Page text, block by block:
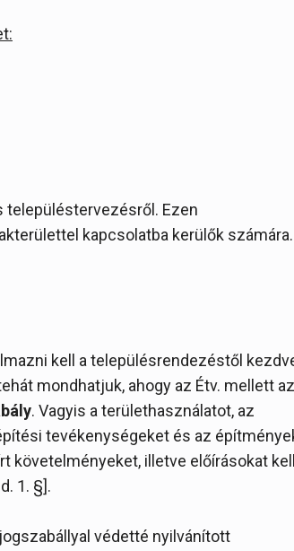
Ezen
kapcsolatba kerülők számára.
kell a településrendezéstől
mondhatjuk, ahogy az Étv. mellett az
. Vagyis a területhasználatot, az
tevékenységeket és az
követelményeket, illetve előírásokat kell
1. §].
védetté nyilvánított